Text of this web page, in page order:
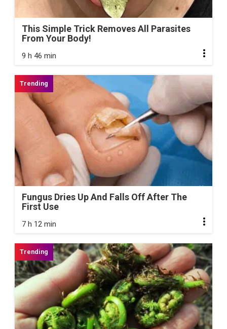
This Simple Trick Removes All Parasites
From Your Body!
9 h 46 min
Fungus Dries Up And Falls Off After The
First Use
7 h 12 min